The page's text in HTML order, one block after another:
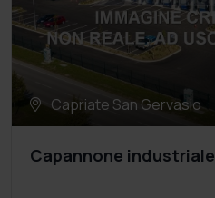
Capriate San Gervasio
Capannone industriale